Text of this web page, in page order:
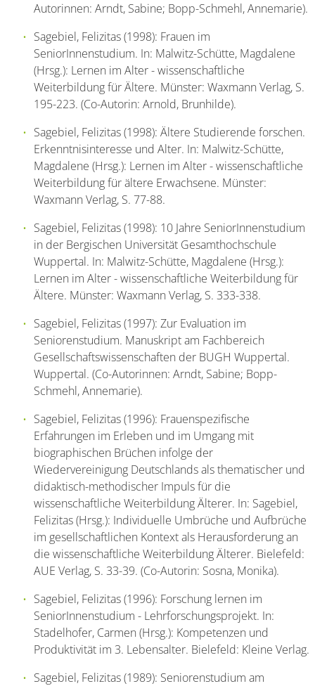
Autorinnen: Arndt, Sabine; Bopp-Schmehl, Annemarie).
Sagebiel, Felizitas (1998): Frauen im
SeniorInnenstudium. In: Malwitz-Schütte, Magdalene
(Hrsg.): Lernen im Alter - wissenschaftliche
Weiterbildung für Ältere. Münster: Waxmann Verlag, S.
195-223. (Co-Autorin: Arnold, Brunhilde).
Sagebiel, Felizitas (1998): Ältere Studierende forschen.
Erkenntnisinteresse und Alter. In: Malwitz-Schütte,
Magdalene (Hrsg.): Lernen im Alter - wissenschaftliche
Weiterbildung für ältere Erwachsene. Münster:
Waxmann Verlag, S. 77-88.
Sagebiel, Felizitas (1998): 10 Jahre SeniorInnenstudium
in der Bergischen Universität Gesamthochschule
Wuppertal. In: Malwitz-Schütte, Magdalene (Hrsg.):
Lernen im Alter - wissenschaftliche Weiterbildung für
Ältere. Münster: Waxmann Verlag, S. 333-338.
Sagebiel, Felizitas (1997): Zur Evaluation im
Seniorenstudium. Manuskript am Fachbereich
Gesellschaftswissenschaften der BUGH Wuppertal.
Wuppertal. (Co-Autorinnen: Arndt, Sabine; Bopp-
Schmehl, Annemarie).
Sagebiel, Felizitas (1996): Frauenspezifische
Erfahrungen im Erleben und im Umgang mit
biographischen Brüchen infolge der
Wiedervereinigung Deutschlands als thematischer und
didaktisch-methodischer Impuls für die
wissenschaftliche Weiterbildung Älterer. In: Sagebiel,
Felizitas (Hrsg.): Individuelle Umbrüche und Aufbrüche
im gesellschaftlichen Kontext als Herausforderung an
die wissenschaftliche Weiterbildung Älterer. Bielefeld:
AUE Verlag, S. 33-39. (Co-Autorin: Sosna, Monika).
Sagebiel, Felizitas (1996): Forschung lernen im
SeniorInnenstudium - Lehrforschungsprojekt. In:
Stadelhofer, Carmen (Hrsg.): Kompetenzen und
Produktivität im 3. Lebensalter. Bielefeld: Kleine Verlag.
Sagebiel, Felizitas (1989): Seniorenstudium am